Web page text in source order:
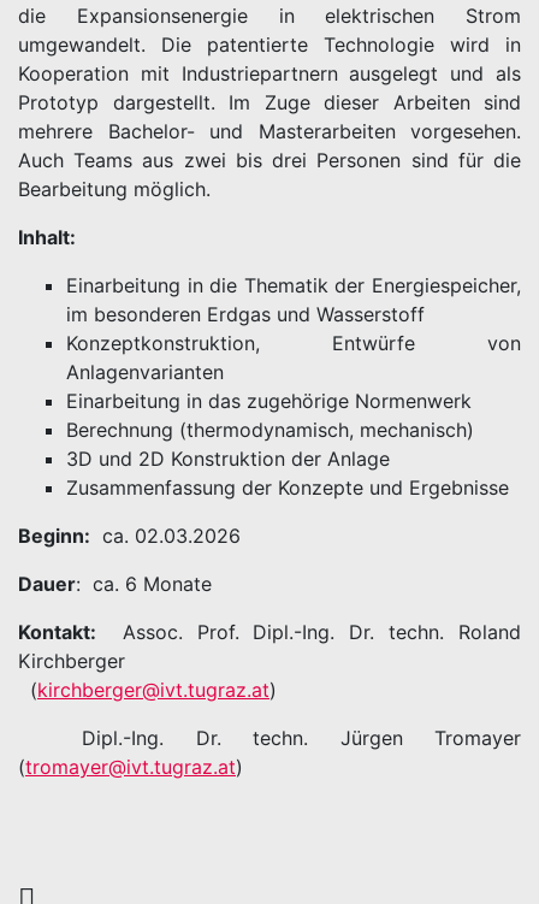
die Expansionsenergie in elektrischen Strom
umgewandelt. Die patentierte Technologie wird in
Kooperation mit Industriepartnern ausgelegt und als
Prototyp dargestellt. Im Zuge dieser Arbeiten sind
mehrere Bachelor- und Masterarbeiten vorgesehen.
Auch Teams aus zwei bis drei Personen sind für die
Bearbeitung möglich.
Inhalt:
Einarbeitung in die Thematik der Energiespeicher,
im besonderen Erdgas und Wasserstoff
Konzeptkonstruktion, Entwürfe von
Anlagenvarianten
Einarbeitung in das zugehörige Normenwerk
Berechnung (thermodynamisch, mechanisch)
3D und 2D Konstruktion der Anlage
Zusammenfassung der Konzepte und Ergebnisse
Beginn: ca. 02.03.2026
Dauer: ca. 6 Monate
Kontakt: Assoc. Prof. Dipl.-Ing. Dr. techn. Roland
Kirchberger
(kirchberger@ivt.tugraz.at)
Dipl.-Ing. Dr. techn. Jürgen Tromayer
(tromayer@ivt.tugraz.at)